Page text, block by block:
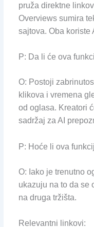
pruža direktne
Overviews sumira
sajtova. Oba koriste
P: Da li će ova
O: Postoji
klikova i vremena
od oglasa. Kreatori
sadržaj za AI
P: Hoće li ova
O: Iako je trenutno
ukazuju na to da se
na druga tržišta.
Relevantni linkovi: